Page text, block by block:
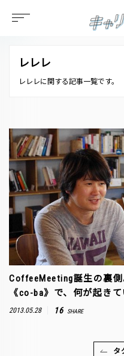
レレレ
レレレに関する記事一覧です。
CoffeeMeeting誕生の裏
《co-ba》で、何が起き
2013.05.28 16 SHARE
タ